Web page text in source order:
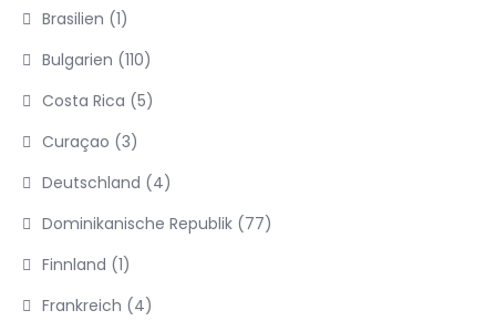
Brasilien (1)
Bulgarien (110)
Costa Rica (5)
Curaçao (3)
Deutschland (4)
Dominikanische Republik (77)
Finnland (1)
Frankreich (4)